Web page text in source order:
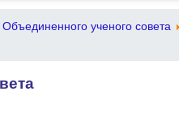
ученого совета